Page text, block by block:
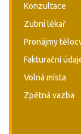
Konzultace
Zubní lékař
Pronájmy
Fakturační
Volná místa
Zpětná vazba